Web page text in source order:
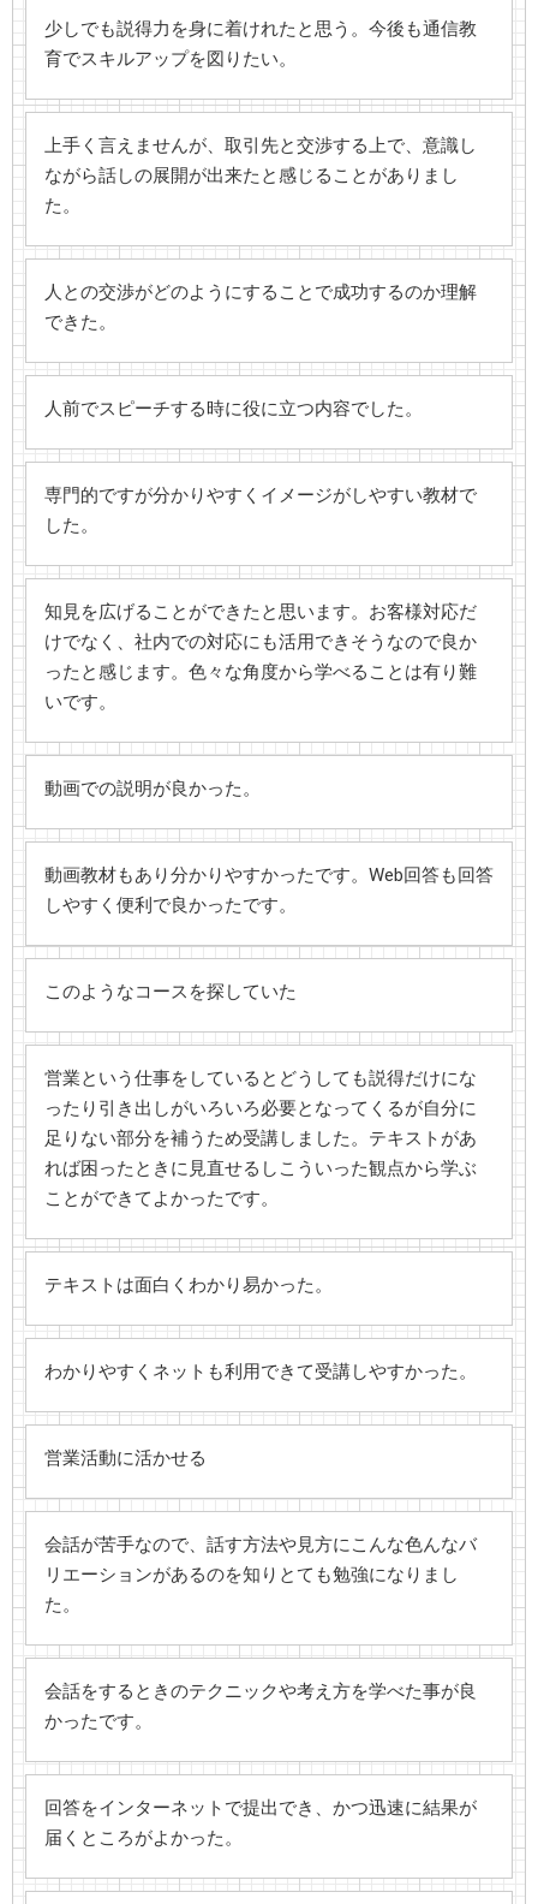
少しでも説得力を身に着けれたと思う。今後も通信教
育でスキルアップを図りたい。
上手く言えませんが、取引先と交渉する上で、意識し
ながら話しの展開が出来たと感じることがありまし
た。
人との交渉がどのようにすることで成功するのか理解
できた。
人前でスピーチする時に役に立つ内容でした。
専門的ですが分かりやすくイメージがしやすい教材で
した。
知見を広げることができたと思います。お客様対応だ
けでなく、社内での対応にも活用できそうなので良か
ったと感じます。色々な角度から学べることは有り難
いです。
動画での説明が良かった。
動画教材もあり分かりやすかったです。Web回答も回答
しやすく便利で良かったです。
このようなコースを探していた
営業という仕事をしているとどうしても説得だけにな
ったり引き出しがいろいろ必要となってくるが自分に
足りない部分を補うため受講しました。テキストがあ
れば困ったときに見直せるしこういった観点から学ぶ
ことができてよかったです。
テキストは面白くわかり易かった。
わかりやすくネットも利用できて受講しやすかった。
営業活動に活かせる
会話が苦手なので、話す方法や見方にこんな色んなバ
リエーションがあるのを知りとても勉強になりまし
た。
会話をするときのテクニックや考え方を学べた事が良
かったです。
回答をインターネットで提出でき、かつ迅速に結果が
届くところがよかった。